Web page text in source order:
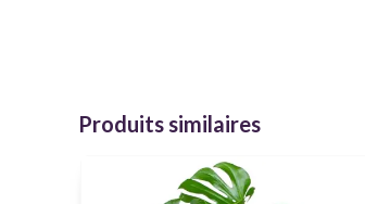
Produits similaires